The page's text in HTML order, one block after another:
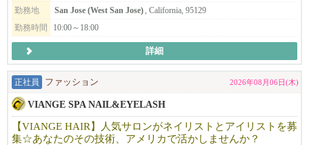
当サロンでは、日常にフィットするナチュラルスタイルから、
応しており、
美容師として様々な技術・スタイルを経験できる環境です。
ローカルのお客様を中心に、新規・リピーターともに安定して来
店があり、
丁寧なカウンセリングと高いサービス品質を大切にしているた
め、
お客様との信頼関係を築きやすく、リピートにもつながりやすい
勤務地
San Jose (West San Jose) , California, 95129
勤務時間
10:00～18:00
詳細
正社員 ファッション 2026年08月06日(木)
VIANGE SPA NAIL&EYELASH
【VIANGE HAIR】人気サロンがネイリストとアイリストを募
集☆あなたのその技術、アメリカで活かしませんか？